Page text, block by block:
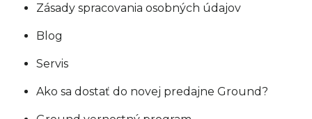
Zásady spracovania osobných údajov
Blog
Servis
Ako sa dostať do novej predajne Ground?